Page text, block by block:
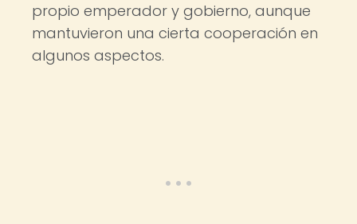
propio emperador y gobierno, aunque
mantuvieron una cierta cooperación en
algunos aspectos.